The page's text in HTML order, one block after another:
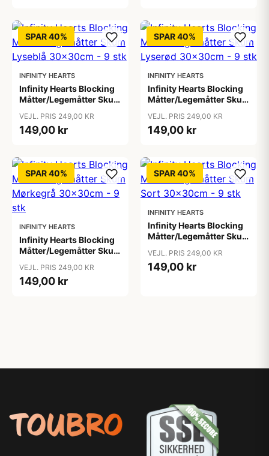
SPAR 40%
INFINITY HEARTS
Infinity Hearts Blocking
Måtter/Legemåtter Skum
VEJL. PRIS 249,00 KR
149,00 kr
SPAR 40%
INFINITY HEARTS
Infinity Hearts Blocking
Måtter/Legemåtter Skum
stk
VEJL. PRIS 249,00 KR
149,00 kr
SPAR 40%
INFINITY HEARTS
Infinity Hearts Blocking
Måtter/Legemåtter Skum
stk
VEJL. PRIS 249,00 KR
149,00 kr
SPAR 40%
INFINITY HEARTS
Infinity Hearts Blocking
Måtter/Legemåtter Skum
VEJL. PRIS 249,00 KR
149,00 kr